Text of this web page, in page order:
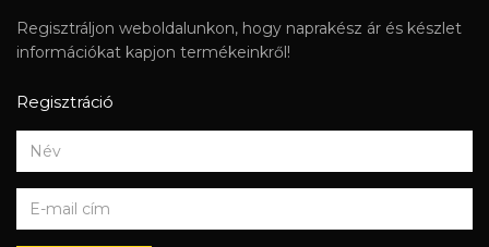
Regisztráljon weboldalunkon, hogy naprakész ár és készlet
információkat kapjon termékeinkről!
Regisztráció